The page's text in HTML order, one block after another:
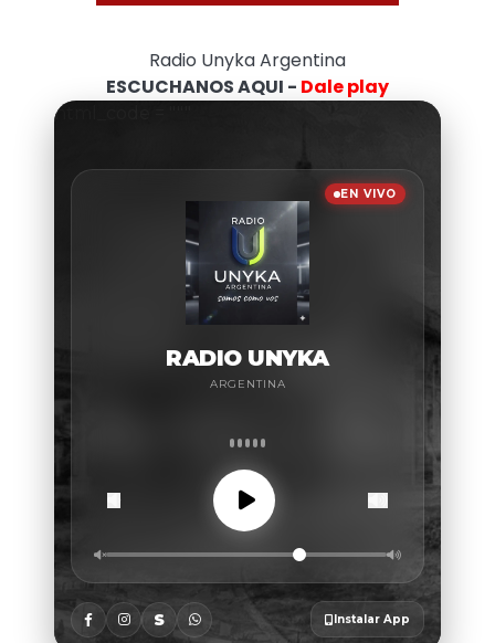
Radio Unyka Argentina
ESCUCHANOS AQUI - Dale play